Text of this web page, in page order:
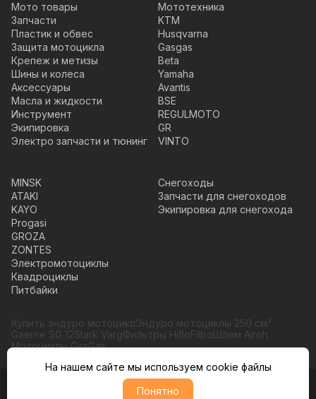
Мото товары
Запчасти
Пластик и обвес
Защита мотоцикла
Крепеж и метизы
Шины и колеса
Аксессуары
Масла и жидкости
Инструмент
Экипировка
Электро запчасти и тюнинг
Мототехника
KTM
Husqvarna
Gasgas
Beta
Yamaha
Avantis
BSE
REGULMOTO
GR
VINTO
MINSK
ATAKI
KAYO
Progasi
GROZA
ZONTES
Электромотоциклы
Квадроциклы
Питбайки
Снегоходы
Запчасти для снегоходов
Экипировка для снегохода
Купить эндуро мотоциклЭндуро мотоциклы 250 см³
Gaerne SG 12Stark VargФильтры HifloFiltroШлем Airoh
Мотоциклы GasGas
© Moto365, Все права защищены
На нашем сайте мы используем cookie файлы
Понятно